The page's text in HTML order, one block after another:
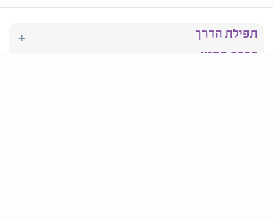
תפילת הדרך
ברכת המזון